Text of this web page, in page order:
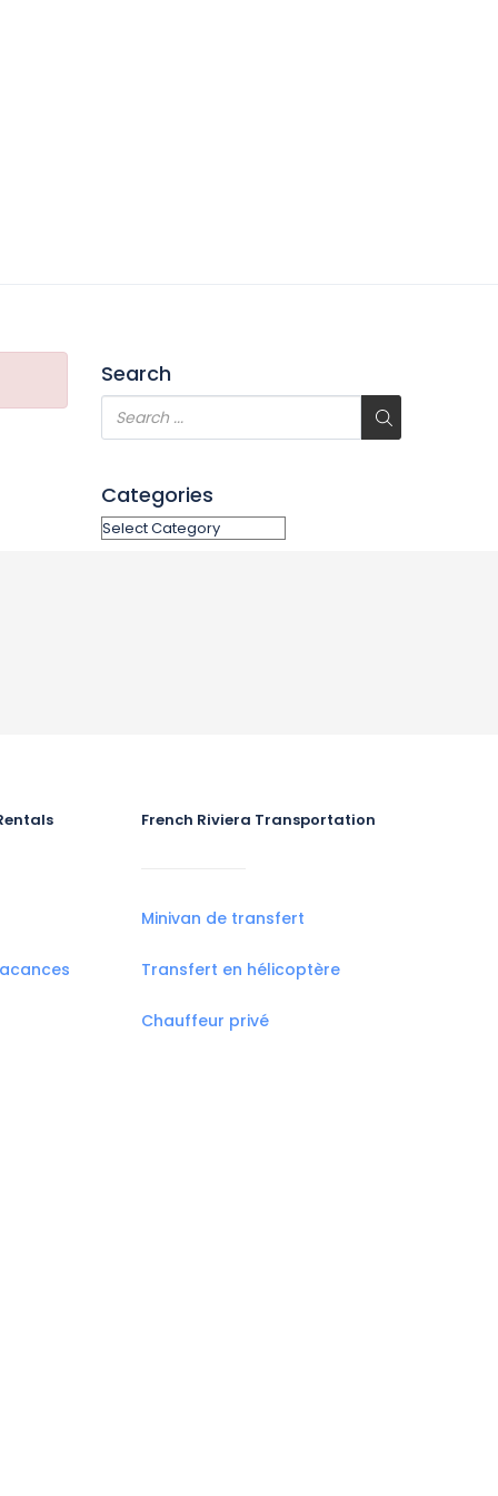
Search
Categories
French Riviera Transportation
Minivan de transfert
Transfert en hélicoptère
Chauffeur privé